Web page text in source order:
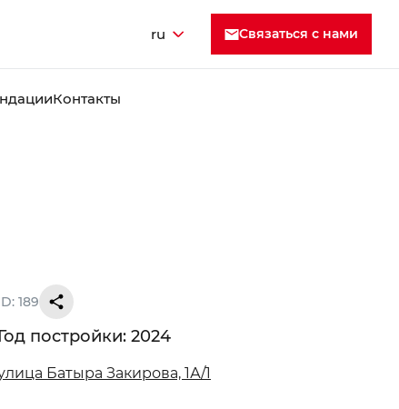
ru Cвязаться с нами
Контакты
189
Год постройки: 2024
Батыра Закирова, 1А/1